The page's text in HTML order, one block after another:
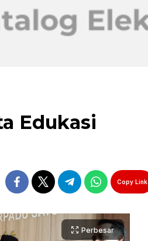
Edukasi
Copy Link
Perbesar